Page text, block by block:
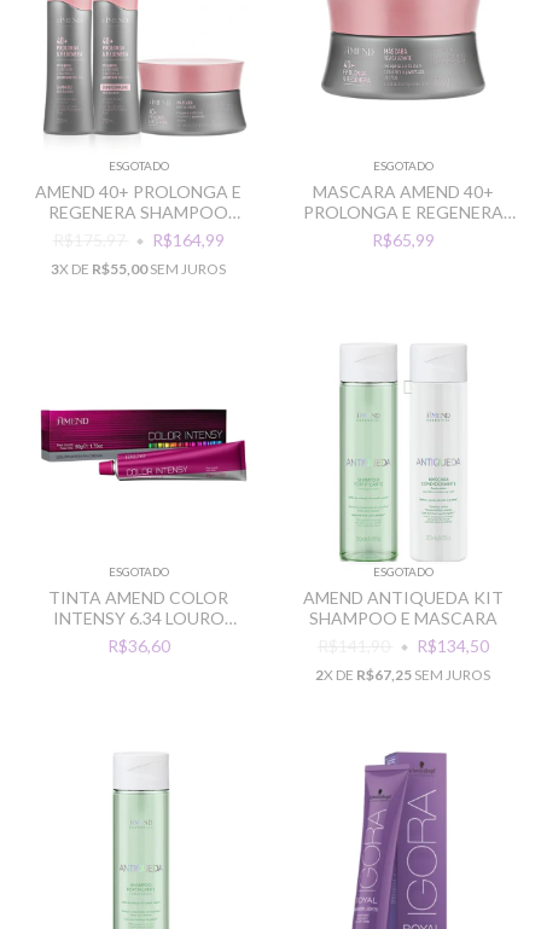
ESGOTADO
AMEND 40+ PROLONGA E
REGENERA SHAMPOO
CONDICIONADOR MASCARA
R$175,97 R$164,99
3X DE R$55,00SEM JUROS
ESGOTADO
MASCARA AMEND 40+
PROLONGA E REGENERA
300G
R$65,99
ESGOTADO
TINTA AMEND COLOR
INTENSY 6.34 LOURO
ESCURO DOURADO
ACOBREADO
R$36,60
ESGOTADO
AMEND ANTIQUEDA KIT
SHAMPOO E MASCARA
R$141,90
R$134,50
2X DE R$67,25 SEM JUROS